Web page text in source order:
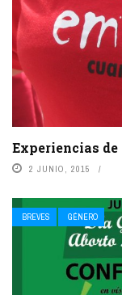
Experiencias
2 JUNIO, 2015
BREVES GÉNERO